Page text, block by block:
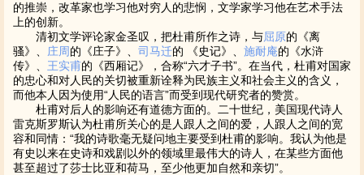
的推崇，改革家也学习他对穷人的悲悯，文学家学习他在艺术手法
上的创新。
清初文学评论家金圣叹，把杜甫所作之诗，与屈原的《离
骚》、
庄周的《庄子》、 司马迁的 《史记》、 施耐庵的《水浒
传》、 王实甫的《西厢记》，合称“六才子书”。在当代，杜甫对国家
的忠心和对人民的关切被重新诠释为民族主义和社会主义的含义，
而他本人因为使用“人民的语言”而受到现代研究者的赞赏。
杜甫对后人的影响还有道德方面的。二十世纪，美国现代诗人
雷克斯罗斯认为杜甫所关心的是人跟人之间的爱，人跟人之间的宽
容和同情：“我的诗歌毫无疑问地主要受到杜甫的影响。我认为他是
有史以来在史诗和戏剧以外的领域里最伟大的诗人，在某些方面他
甚至超过了莎士比亚和荷马，至少他更加自然和亲切”。